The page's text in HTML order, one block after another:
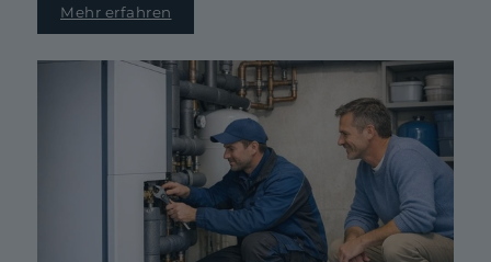
Bauchgefühl.
Mehr erfahren